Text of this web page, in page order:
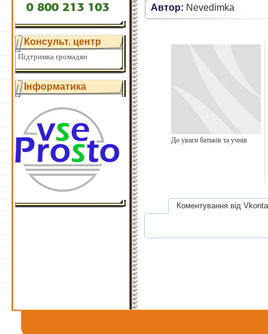
Консульт. центр
Підтримка громадян
Інформатика
Автор: Nevedimka
До уваги батьків та учнів
Коментування від